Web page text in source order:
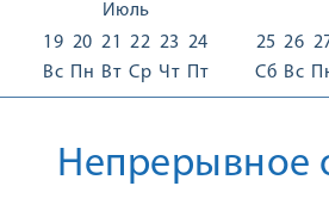
Июль
19
Вс
20
Пн
21
Вт
22
Ср
23
Чт
24
Пт
25
Сб
26
Вс
Непрерывное